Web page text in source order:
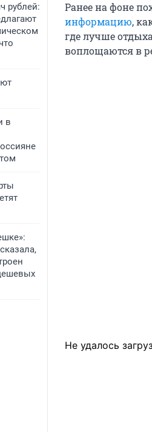
рублей:
в
Ранее на фоне
информацию,
где лучше
воплощаются в
Не удалось